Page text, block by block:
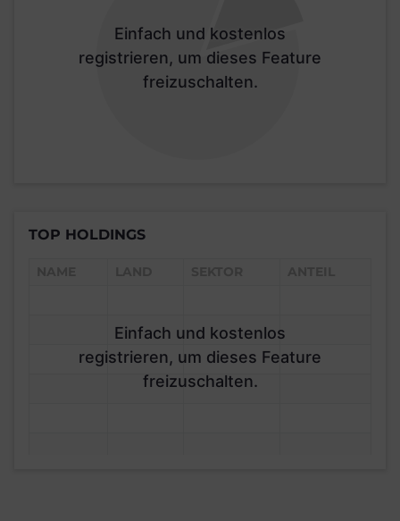
Einfach und kostenlos
registrieren, um dieses Feature
freizuschalten.
TOP HOLDINGS
Einfach und kostenlos
registrieren, um dieses Feature
freizuschalten.